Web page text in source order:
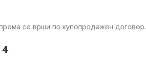
се врши по купопродажен договор.
4